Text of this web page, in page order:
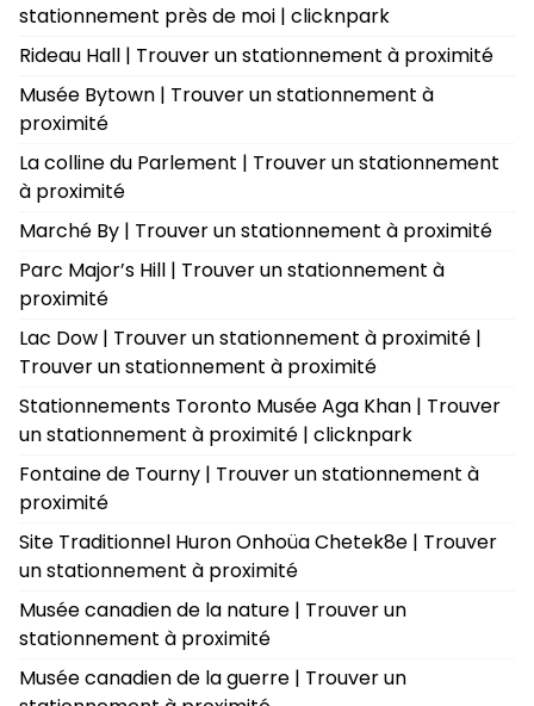
stationnement près de moi | clicknpark
Rideau Hall | Trouver un stationnement à proximité
Musée Bytown | Trouver un stationnement à
proximité
La colline du Parlement | Trouver un stationnement
à proximité
Marché By | Trouver un stationnement à proximité
Parc Major’s Hill | Trouver un stationnement à
proximité
Lac Dow | Trouver un stationnement à proximité |
Trouver un stationnement à proximité
Stationnements Toronto Musée Aga Khan | Trouver
un stationnement à proximité | clicknpark
Fontaine de Tourny | Trouver un stationnement à
proximité
Site Traditionnel Huron Onhoüa Chetek8e | Trouver
un stationnement à proximité
Musée canadien de la nature | Trouver un
stationnement à proximité
Musée canadien de la guerre | Trouver un